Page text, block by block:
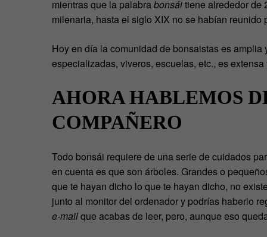
mientras que la palabrabonsáitiene alrededor de
milenaria, hasta el siglo XIX no se habían
Hoy en día la comunidad de bonsaistas es
especializadas, viveros, escuelas, etc., es
AHORA HABLEMOS
COMPAÑERO
Todo bonsái requiere de una serie de cuidados
en cuenta es que son árboles. Grandes o
que te hayan dicho lo que te hayan dicho, no
junto al monitor del ordenador y podrías haberlo
e-mailque acabas de leer, pero, aunque eso